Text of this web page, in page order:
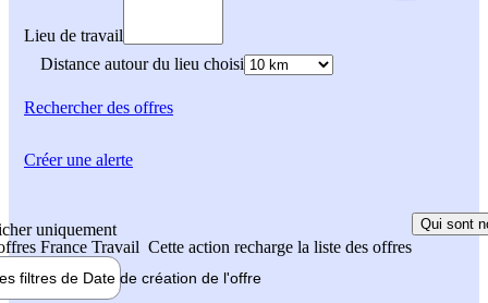
Lieu de travail
Distance autour du lieu choisi
Rechercherdes offres
uniquement
France Travail Cette action recharge la liste des offres
Qui sont
filtres de Date de création de l'offre
Créer une alerte